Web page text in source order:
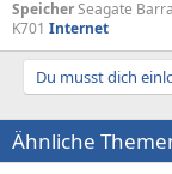
SpeicherSeagate
K701 Internet
Du musst dich
Ähnliche